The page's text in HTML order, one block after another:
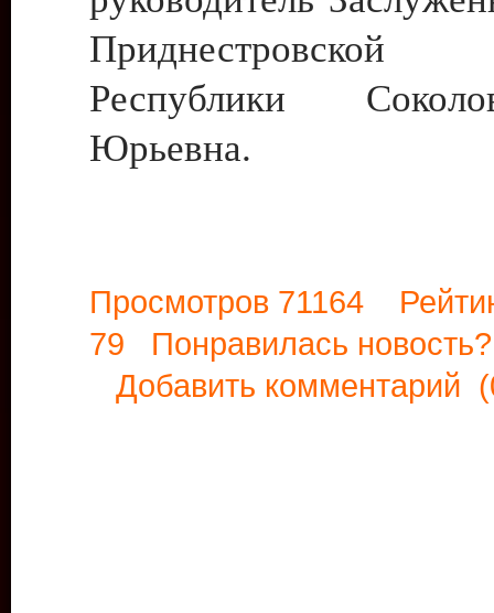
Приднестровской
Республики
Юрьевна.
Просмотров 71164
79 Понравилась
Добавить комментарий